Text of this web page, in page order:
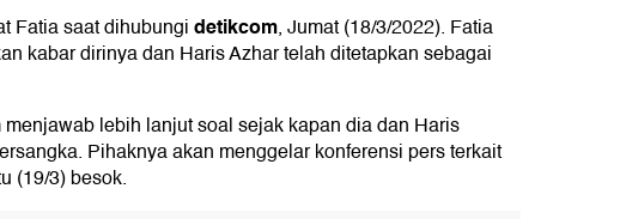
Fatia saat dihubungidetikcom, Jumat (18/3/2022). Fatia
kabar dirinya dan Haris Azhar telah ditetapkan sebagai
lebih lanjut soal sejak kapan dia dan Haris
Pihaknya akan menggelar konferensi pers terkait
(19/3) besok.